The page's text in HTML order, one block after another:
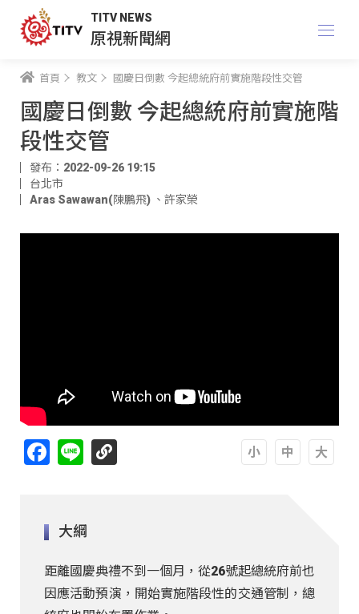
TITV NEWS
原視新聞網
首頁 教文 國慶日倒數 今起總統府前實施階段性交管
國慶日倒數 今起總統府前實施階
段性交管
發布：2022-09-26 19:15
台北市
Aras Sawawan(陳鵬飛) 、 許家榮
Facebook
Line
大綱
距離國慶典禮不到一個月，從26號起總統府前也
因應活動預演，開始實施階段性的交通管制，總